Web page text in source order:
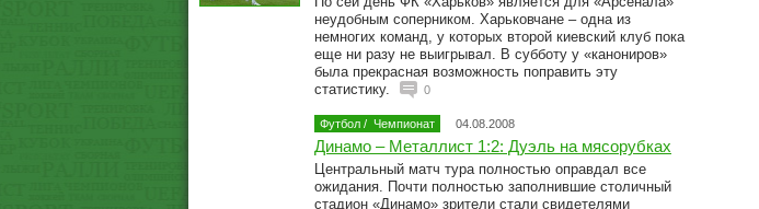
неудобным соперником. Харьковчане – одна из
немногих команд, у которых второй киевский клуб пока
еще ни разу не выигрывал. В субботу у «канониров»
была прекрасная возможность поправить эту
статистику.
0
Футбол / Чемпионат 04.08.2008
Динамо – Металлист 1:2: Дуэль на мясорубках
Центральный матч тура полностью оправдал все
ожидания. Почти полностью заполнившие столичный
стадион «Динамо» зрители стали свидетелями